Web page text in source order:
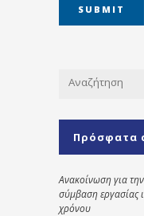
Πρόσφατα
Ανακοίνωση για
σύμβαση εργασίας
χρόνου